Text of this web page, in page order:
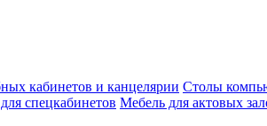
кабинетов и канцелярии Столы
спецкабинетов Мебель для актовых